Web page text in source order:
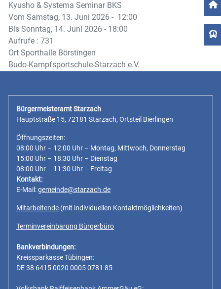
Kyusho & Systema Seminar BKS
Vom Samstag, 13. Juni 2026 - 12:00
Bis Sonntag, 14. Juni 2026 - 18:00
Aufrufe : 731
Ort Sporthalle Börstingen
Budo-Kampfsportschule-Starzach e.V.
Bürgermeisteramt Starzach
Hauptstraße 15, 72181 Starzach, Ortsteil Bierlingen
Öffnungszeiten:
08:00 Uhr – 12:00 Uhr – Montag, Mittwoch, Donnerstag
15:00 Uhr – 18:30 Uhr – Dienstag
08:00 Uhr – 11:30 Uhr – Freitag
Kontakt:
E-Mail:gemeinde@starzach.de
Mitarbeitende (mit individuellen Kontaktmöglichkeiten)
Terminvereinbarung Bürgerbüro
Bankverbindungen:
Kreissparkasse Tübingen:
DE 38 6415 0020 0005 0781 85